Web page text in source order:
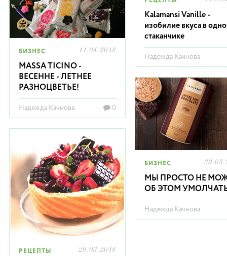
Kalamansi Vanille -
изобилие вкуса в
стаканчике
Надежда Качнова
БИЗНЕС 11.04.2018
MASSA TICINO -
ВЕСЕННЕ - ЛЕТНЕЕ
РАЗНОЦВЕТЬЕ!
Надежда Качнова 0
БИЗНЕС
МЫ ПРОСТО НЕ
ОБ ЭТОМ
Надежда Качнова
РЕЦЕПТЫ 29.03.2018